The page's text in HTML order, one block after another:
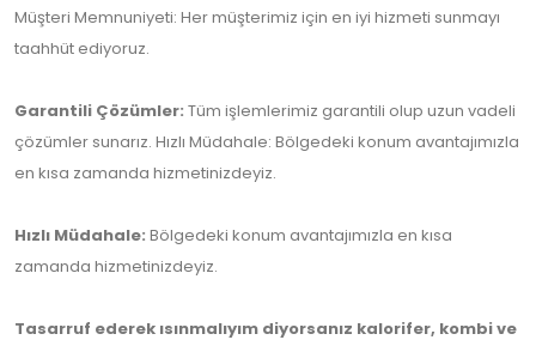
Müşteri Memnuniyeti: Her müşterimiz için en iyi hizmeti sunmayı
taahhüt ediyoruz.
Garantili Çözümler: Tüm işlemlerimiz garantili olup uzun vadeli
çözümler sunarız. Hızlı Müdahale: Bölgedeki konum avantajımızla
en kısa zamanda hizmetinizdeyiz.
Hızlı Müdahale: Bölgedeki konum avantajımızla en kısa
zamanda hizmetinizdeyiz.
Tasarruf ederek ısınmalıyım diyorsanız kalorifer, kombi ve